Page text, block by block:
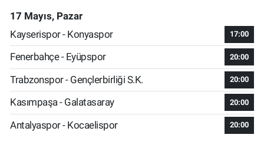
17 Mayıs, Pazar
Kayserispor - Konyaspor
17:00
Fenerbahçe - Eyüpspor 20:00
Trabzonspor - Gençlerbirliği S.K. 20:00
Kasımpaşa - Galatasaray 20:00
Antalyaspor - Kocaelispor 20:00